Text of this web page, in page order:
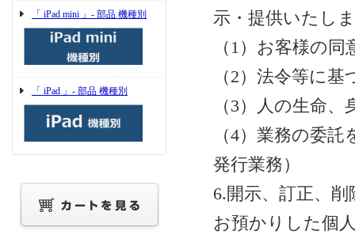
「 iPad mini 」- 部品 機種別
「 iPad 」- 部品 機種別
示・提供いたし
（1）お客様の
（2）法令等に
（3）人の生命
（4）業務の委
発行業務）
6.開示、訂正、
お預かりした個